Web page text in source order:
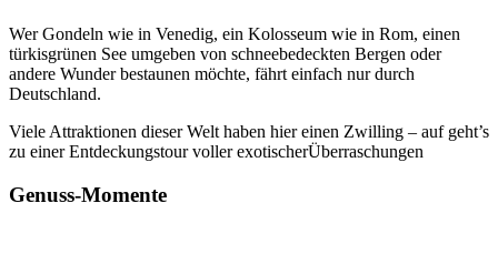
Wer Gondeln wie in Venedig, ein Kolosseum wie in Rom, einen
türkisgrünen See umgeben von schneebedeckten Bergen oder
andere Wunder bestaunen möchte, fährt einfach nur durch
Deutschland.
Viele Attraktionen dieser Welt haben hier einen Zwilling – auf geht’s
zu einer Entdeckungstour voller exotischerÜberraschungen
Genuss-Momente